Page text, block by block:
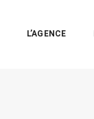
L’AGENCE